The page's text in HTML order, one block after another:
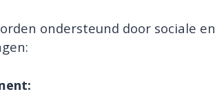
ondersteund door sociale en